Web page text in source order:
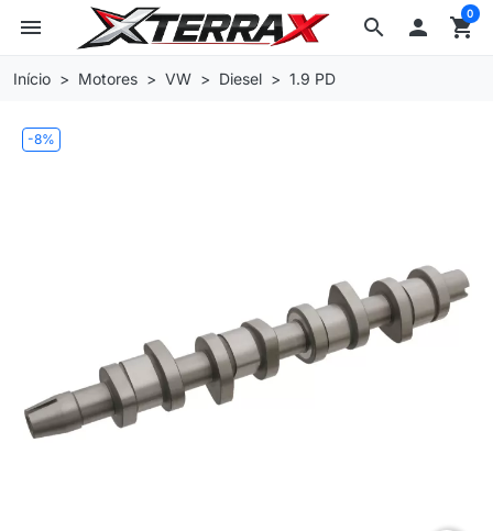
search
menu  shopping_cart
0
Início Motores VW Diesel 1.9 PD
-8%